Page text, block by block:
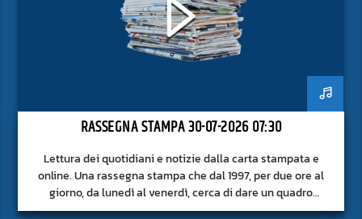
RASSEGNA STAMPA 30-07-2026 07:30
Lettura dei quotidiani e notizie dalla carta stampata e
online. Una rassegna stampa che dal 1997, per due ore al
giorno, da lunedì al venerdì, cerca di dare un quadro
approfondito delle notizie del giorno, senza fermarsi alla